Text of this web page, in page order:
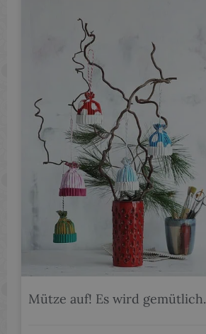
Mütze auf! Es wird gemütlich.